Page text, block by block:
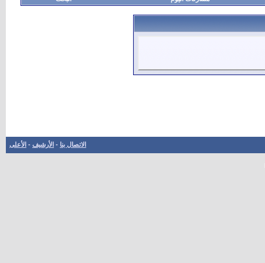
الاتصال بنا - الأرشيف - الأعلى